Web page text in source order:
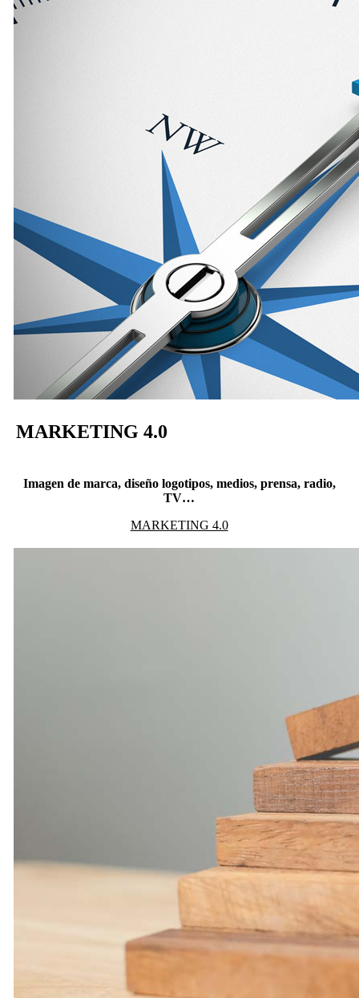
MARKETING 4.0
Imagen de marca, diseño logotipos, medios, prensa, radio,
TV…
MARKETING 4.0